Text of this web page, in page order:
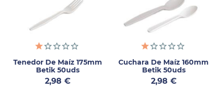
Tenedor De Maíz 175mm
Betik 50uds
Precio
2,98 €
Cuchara De Maíz 160mm
Betik 50uds
Precio
2,98 €